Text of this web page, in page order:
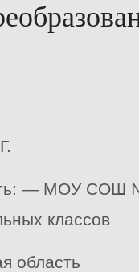
— МОУ СОШ
классов
область